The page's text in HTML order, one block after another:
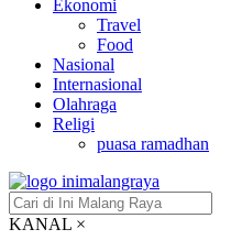
Ekonomi
Travel
Food
Nasional
Internasional
Olahraga
Religi
puasa ramadhan
KANAL ×